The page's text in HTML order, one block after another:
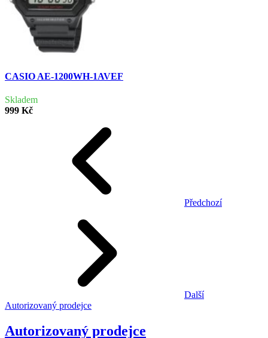
CASIO AE-1200WH-1AVEF
Skladem
999 Kč
Předchozí
Další
Autorizovaný prodejce
Autorizovaný prodejce